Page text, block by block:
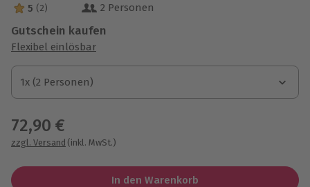
5 Sterne von 5 aus 2 Bewertungen
5 (2) 2 Personen
Gutschein kaufen
Flexibel einlösbar
1x (2 Personen)
1x (2 Personen)
1x (2 Personen)
72,90 €
zzgl. Versand (inkl. MwSt.)
In den Warenkorb